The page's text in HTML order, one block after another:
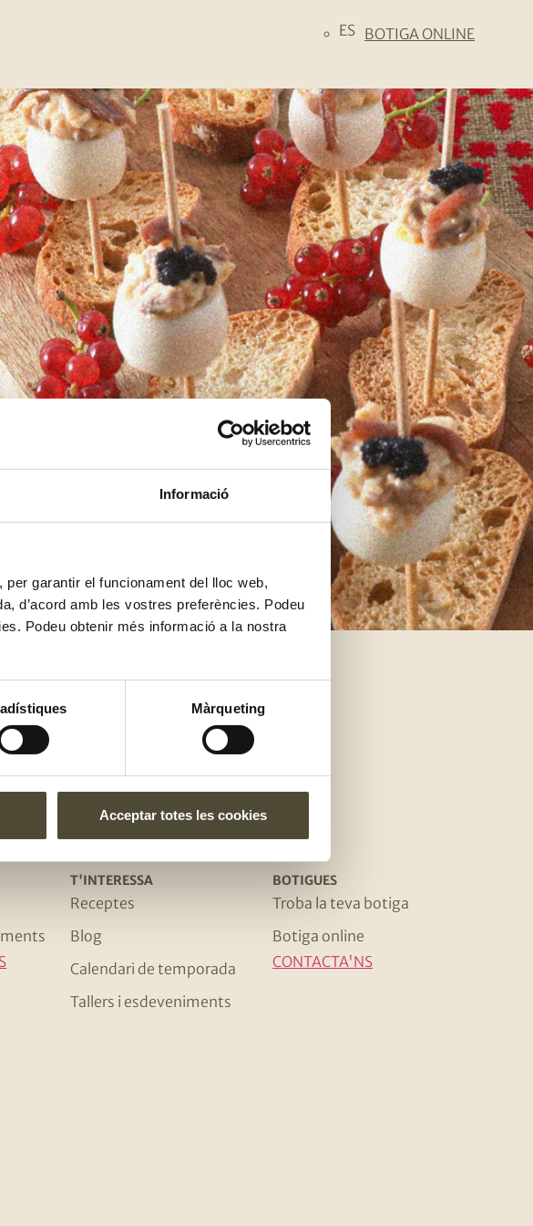
Informació
garantir el funcionament del lloc web,
d’acord amb les vostres preferències. Podeu
Podeu obtenir més informació a la nostra
Màrqueting
Acceptar totes les cookies
ES BOTIGA ONLINE
T'INTERESSA
Receptes
Blog
Calendari de temporada
Tallers i esdeveniments
BOTIGUES
Troba la teva botiga
Botiga online
CONTACTA'NS